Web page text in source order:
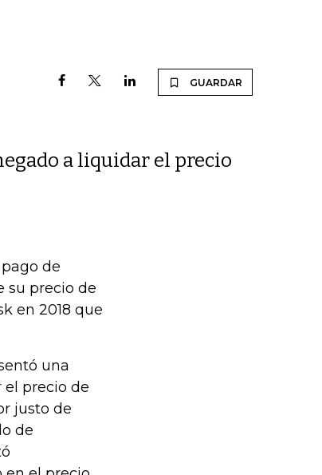
GUARDAR
a liquidar el precio
de
su precio de
en 2018 que
una
precio de
justo de
de